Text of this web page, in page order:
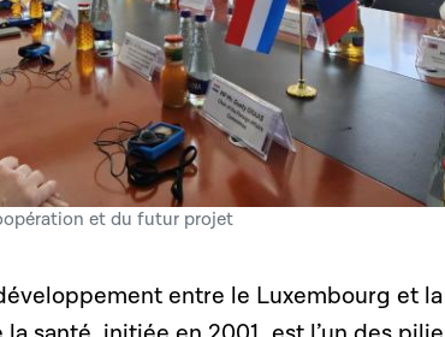
et du futur projet
entre le Luxembourg et la